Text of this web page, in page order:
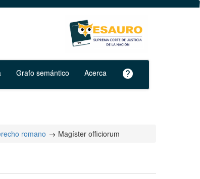
Grafo semántico Acerca help
romano Magíster officiorum